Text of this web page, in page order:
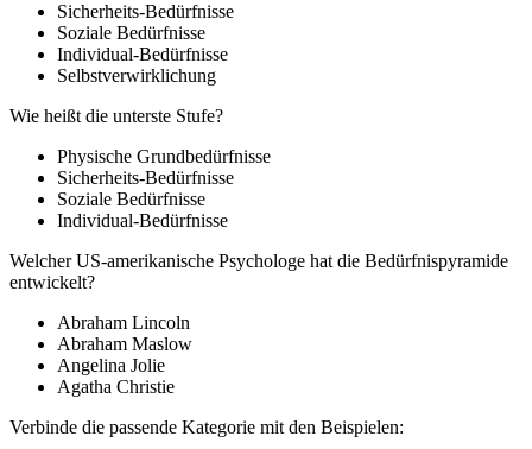
Sicherheits-Bedürfnisse
Soziale Bedürfnisse
Individual-Bedürfnisse
Selbstverwirklichung
Wie heißt die unterste Stufe?
Physische Grundbedürfnisse
Sicherheits-Bedürfnisse
Soziale Bedürfnisse
Individual-Bedürfnisse
Welcher US-amerikanische Psychologe hat die Bedürfnispyramide
entwickelt?
Abraham Lincoln
Abraham Maslow
Angelina Jolie
Agatha Christie
Verbinde die passende Kategorie mit den Beispielen: